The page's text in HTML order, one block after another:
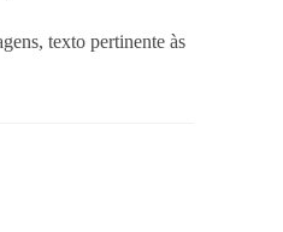
texto pertinente às